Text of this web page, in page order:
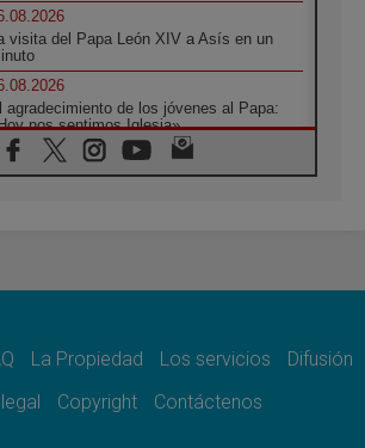
visita del Papa León XIV a Asís en un
agradecimiento de los jóvenes al Papa:
nos sentimos Iglesia»
Reanudan los coloquios en Roma en
La visita de León XIV será una buena
La Propiedad Los servicios
Difusión
Copyright Contáctenos